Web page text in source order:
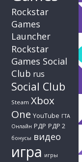
Rockstar
Games
Launcher
Rockstar
Games Social
Club rus
Social Club
Steam Xbox
One YouTube ГТА
Онлайн РДР РДР 2
бонусы видео
игра игры